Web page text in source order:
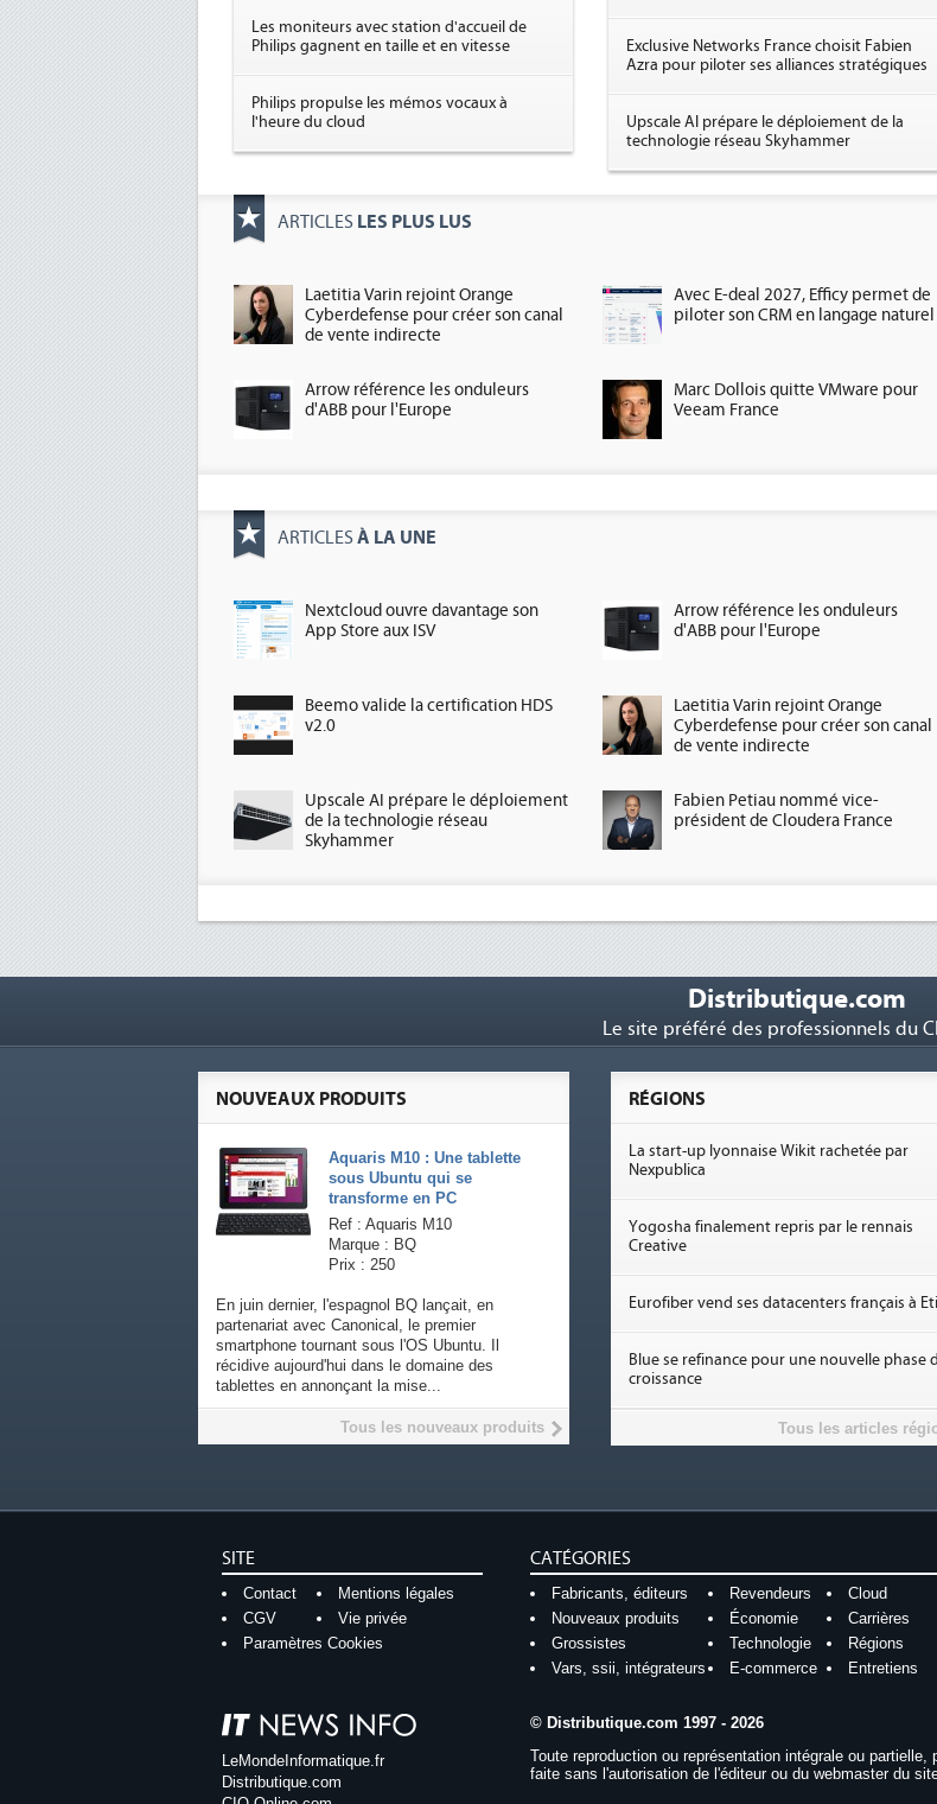
Les moniteurs avec station d'accueil de
Philips gagnent en taille et en vitesse
Philips propulse les mémos vocaux à
l'heure du cloud
Exclusive Networks France choisit Fabien
Azra pour piloter ses alliances stratégiques
Upscale AI prépare le déploiement de la
technologie réseau Skyhammer
ARTICLES LES PLUS LUS
Laetitia Varin rejoint Orange
Cyberdefense pour créer son canal
de vente indirecte
Avec E-deal 2027, Efficy permet de
piloter son CRM en langage naturel
Arrow référence les onduleurs
d'ABB pour l'Europe
Marc Dollois quitte VMware pour
Veeam France
ARTICLES À LA UNE
Nextcloud ouvre davantage son
App Store aux ISV
Arrow référence les onduleurs
d'ABB pour l'Europe
Beemo valide la certification HDS
v2.0
Laetitia Varin rejoint Orange
Cyberdefense pour créer son canal
de vente indirecte
Upscale AI prépare le déploiement
de la technologie réseau
Skyhammer
Fabien Petiau nommé vice-
président de Cloudera France
Distributique.com
Le site préféré des professionnels du
NOUVEAUX PRODUITS
Aquaris M10 : Une tablette
sous Ubuntu qui se
transforme en PC
Ref : Aquaris M10
Marque : BQ
Prix : 250
En juin dernier, l'espagnol BQ lançait, en
partenariat avec Canonical, le premier
smartphone tournant sous l'OS Ubuntu. Il
récidive aujourd'hui dans le domaine des
tablettes en annonçant la mise...
Tous les nouveaux produits
RÉGIONS
La start-up lyonnaise Wikit rachetée par
Nexpublica
Yogosha finalement repris par le rennais
Creative
Eurofiber vend ses datacenters français à
Blue se refinance pour une nouvelle phase
croissance
Tous les articles
SITE
Contact
Mentions légales
CGV
Vie privée
Paramètres Cookies
CATÉGORIES
Fabricants, éditeurs Revendeurs Cloud
Nouveaux produits
Économie Carrières
Grossistes
Technologie
Régions
Vars, ssii, intégrateurs
E-commerce Entretiens
LeMondeInformatique.fr
Distributique.com
© Distributique.com 1997 - 2026
Toute reproduction ou représentation intégrale ou
faite sans l'autorisation de l'éditeur ou du webmaster du